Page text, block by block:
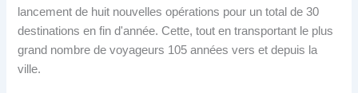
lancement de huit nouvelles opérations pour un total de 30
destinations en fin d'année. Cette, tout en transportant le plus
grand nombre de voyageurs 105 années vers et depuis la
ville.